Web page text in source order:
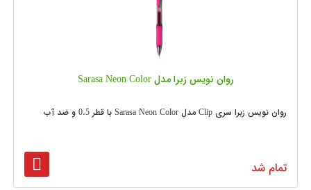
روان نویس زبرا مدل Sarasa Neon Color
روان نویس زبرا سری Clip مدل Sarasa Neon Color با قطر 0.5 و ضد آب
تمام شد